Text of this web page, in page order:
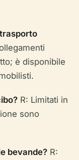
è disponibile
R: Limitati in
sono
bevande? R: